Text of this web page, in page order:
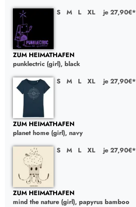
S
M L XL je 27,90€*
ZUM HEIMATHAFEN
punklectric (girl), black
S
M L XL je 27,90€*
ZUM HEIMATHAFEN
planet home (girl), navy
S
M L XL je 27,90€*
ZUM HEIMATHAFEN
mind the nature (girl), papyrus bamboo